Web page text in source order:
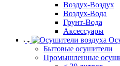
Воздух-Воздух
Воздух-Вода
Грунт-Вода
Аксессуары
Бытовые осушители
Промышленные